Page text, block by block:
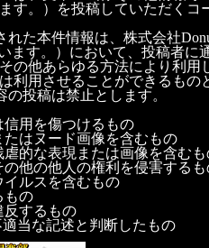
す。）を投稿していただくコ
れた本件情報は、株式会社
ます。）において、投稿者に
の他あらゆる方法により利用
利用させることができるもの
投稿は禁止とします。
用を傷つけるもの
はヌード画像を含むもの
虐的な表現または画像を含むも
の他の他人の権利を侵害するも
イルスを含むもの
もの
反するもの
適当な記述と判断したもの